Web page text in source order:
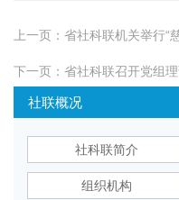
上一页： 省社科联机关举行“
下一页： 省社科联召开党组
社联概况
社科联简介
组织机构